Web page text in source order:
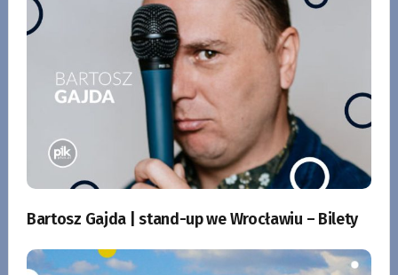
Bartosz Gajda | stand-up we Wrocławiu – Bilety